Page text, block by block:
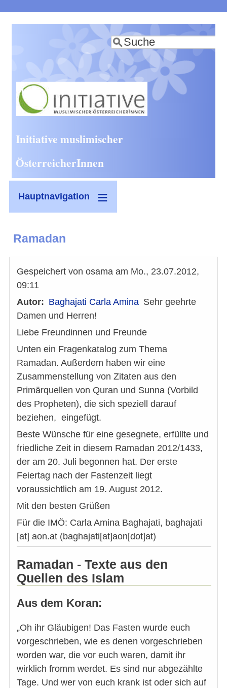
zum
Inhalt
Suche
Initiative muslimischer
ÖsterreicherInnen
Hauptnavigation
Ramadan
Gespeichert von osama am Mo., 23.07.2012,
09:11
Autor
Baghajati Carla Amina Sehr geehrte
Damen und Herren!
Liebe Freundinnen und Freunde
Unten ein Fragenkatalog zum Thema
Ramadan. Außerdem haben wir eine
Zusammenstellung von Zitaten aus den
Primärquellen von Quran und Sunna (Vorbild
des Propheten), die sich speziell darauf
beziehen, eingefügt.
Beste Wünsche für eine gesegnete, erfüllte und
friedliche Zeit in diesem Ramadan 2012/1433,
der am 20. Juli begonnen hat. Der erste
Feiertag nach der Fastenzeit liegt
voraussichtlich am 19. August 2012.
Mit den besten Grüßen
Für die IMÖ: Carla Amina Baghajati, baghajati
[at] aon.at (baghajati[at]aon[dot]at)
Ramadan - Texte aus den
Quellen des Islam
Aus dem Koran:
„Oh ihr Gläubigen! Das Fasten wurde euch
vorgeschrieben, wie es denen vorgeschrieben
worden war, die vor euch waren, damit ihr
wirklich fromm werdet. Es sind nur abgezählte
Tage. Und wer von euch krank ist oder sich auf